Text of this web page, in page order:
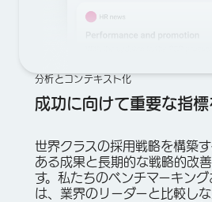
分析とコンテキスト化
成功に向けて重要な指
世界クラスの採用戦略を構築
ある成果と長期的な戦略的改
す。私たちのベンチマーキン
は、業界のリーダーと比較し